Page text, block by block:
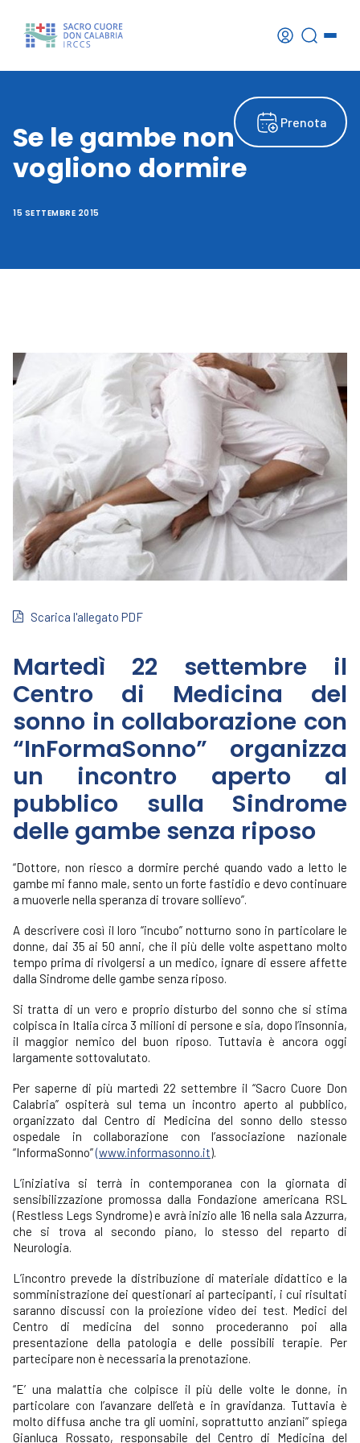
Prenota
Se le gambe non
vogliono dormire
15 SETTEMBRE 2015
Scarica l'allegato PDF
Martedì 22 settembre il
Centro di Medicina del
sonno in collaborazione con
“InFormaSonno” organizza
un incontro aperto al
pubblico sulla Sindrome
delle gambe senza riposo
“Dottore, non riesco a dormire perché quando vado a letto le
gambe mi fanno male, sento un forte fastidio e devo continuare
a muoverle nella speranza di trovare sollievo”.
A descrivere così il loro “incubo” notturno sono in particolare le
donne, dai 35 ai 50 anni, che il più delle volte aspettano molto
tempo prima di rivolgersi a un medico, ignare di essere affette
dalla Sindrome delle gambe senza riposo.
Si tratta di un vero e proprio disturbo del sonno che si stima
colpisca in Italia circa 3 milioni di persone e sia, dopo l’insonnia,
il maggior nemico del buon riposo. Tuttavia è ancora oggi
largamente sottovalutato.
Per saperne di più martedì 22 settembre il “Sacro Cuore Don
Calabria” ospiterà sul tema un incontro aperto al pubblico,
organizzato dal Centro di Medicina del sonno dello stesso
ospedale in collaborazione con l’associazione nazionale
“InformaSonno”(www.informasonno.it).
L’iniziativa si terrà in contemporanea con la giornata di
sensibilizzazione promossa dalla Fondazione americana RSL
(Restless Legs Syndrome) e avrà inizio alle 16 nella sala Azzurra,
che si trova al secondo piano, lo stesso del reparto di
Neurologia.
L’incontro prevede la distribuzione di materiale didattico e la
somministrazione dei questionari ai partecipanti, i cui risultati
saranno discussi con la proiezione video dei test. Medici del
Centro di medicina del sonno procederanno poi alla
presentazione della patologia e delle possibili terapie. Per
partecipare non è necessaria la prenotazione.
“E’ una malattia che colpisce il più delle volte le donne, in
particolare con l’avanzare dell’età e in gravidanza. Tuttavia è
molto diffusa anche tra gli uomini, soprattutto anziani” spiega
Gianluca Rossato, responsabile del Centro di Medicina del